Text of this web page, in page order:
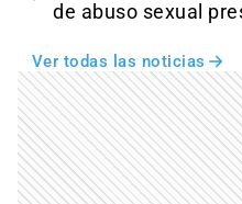
de abuso sexual
Ver todas las noticias